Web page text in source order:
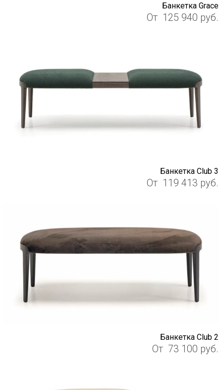
Банкетка Grace
От 125 940 руб.
Банкетка Club 3
От 119 413 руб.
Банкетка Club 2
От 73 100 руб.